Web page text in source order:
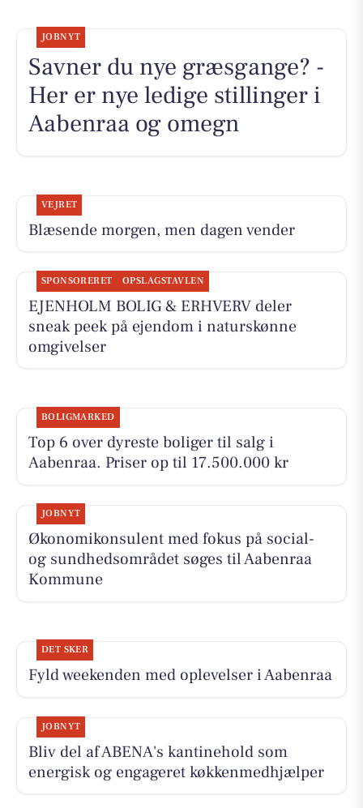
JOBNYT
Savner du nye græsgange? -
Her er nye ledige stillinger i
Aabenraa og omegn
VEJRET
Blæsende morgen, men dagen vender
SPONSORERET OPSLAGSTAVLEN
EJENHOLM BOLIG & ERHVERV deler
sneak peek på ejendom i naturskønne
omgivelser
BOLIGMARKED
Top 6 over dyreste boliger til salg i
Aabenraa. Priser op til 17.500.000 kr
JOBNYT
Økonomikonsulent med fokus på social-
og sundhedsområdet søges til Aabenraa
Kommune
DET SKER
Fyld weekenden med oplevelser i Aabenraa
JOBNYT
Bliv del af ABENA's kantinehold som
energisk og engageret køkkenmedhjælper